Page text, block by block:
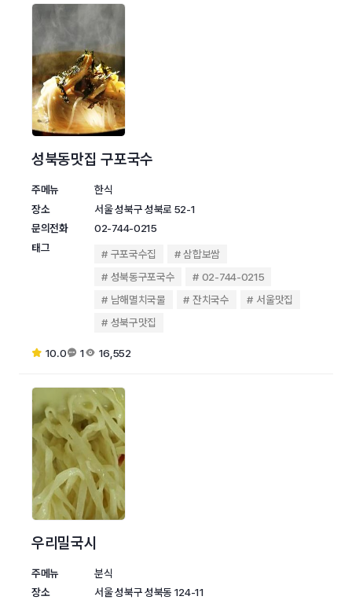
성북동맛집 구포국수
주메뉴
한식
장소
서울 성북구 성북로 52-1
문의전화
02-744-0215
태그
구포국수집
삼합보쌈
성북동구포국수
02-744-0215
남해멸치국물
잔치국수
서울맛집
성북구맛집
10.0 1 16,552
우리밀국시
주메뉴
분식
장소
서울 성북구 성북동 124-11